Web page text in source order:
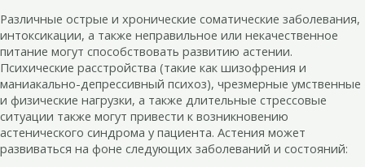
Различные острые и хронические соматические заболевания,
интоксикации, а также неправильное или некачественное
питание могут способствовать развитию астении.
Психические расстройства (такие как шизофрения и
маниакально-депрессивный психоз), чрезмерные умственные
и физические нагрузки, а также длительные стрессовые
ситуации также могут привести к возникновению
астенического синдрома у пациента. Астения может
развиваться на фоне следующих заболеваний и состояний: